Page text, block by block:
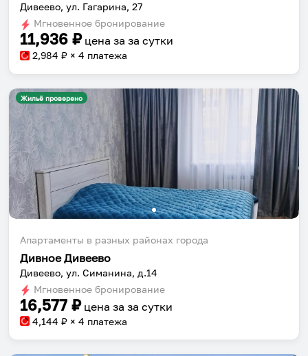
Дивеево, ул. Гагарина, 27
Мгновенное бронирование
11,936 ₽ цена за за сутки
2,984 ₽ × 4 платежа
Жильё проверено
Апартаменты в разных районах города
Дивное Дивеево
Дивеево, ул. Симанина, д.14
Мгновенное бронирование
16,577 ₽ цена за за сутки
4,144 ₽ × 4 платежа